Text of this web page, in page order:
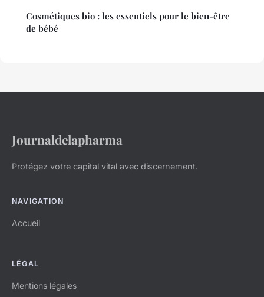
Cosmétiques bio : les essentiels pour le bien-être
de bébé
Journaldelapharma
Protégez votre capital vital avec discernement.
NAVIGATION
Accueil
LÉGAL
Mentions légales